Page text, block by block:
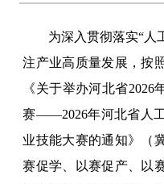
为深入贯彻落实“人
注产业高质量发展，按
《关于举办河北省
赛——2026年河北省人
业技能大赛的通知》（
赛促学、以赛促产、以